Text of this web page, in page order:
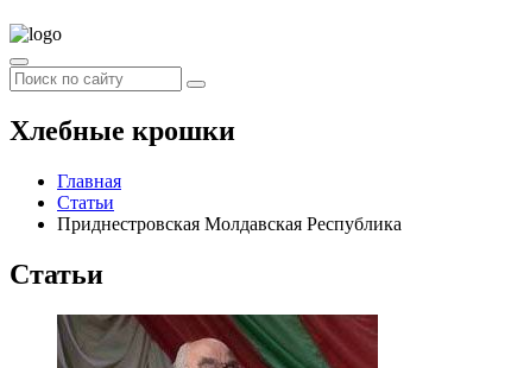
Хлебные крошки
Главная
Статьи
Приднестровская Молдавская Республика
Статьи